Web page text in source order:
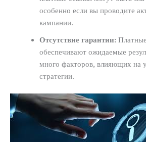
особенно если вы проводите
кампании.
Отсутствие гарантии:
обеспечивают ожидаемые
много факторов, влияющих на
стратегии.